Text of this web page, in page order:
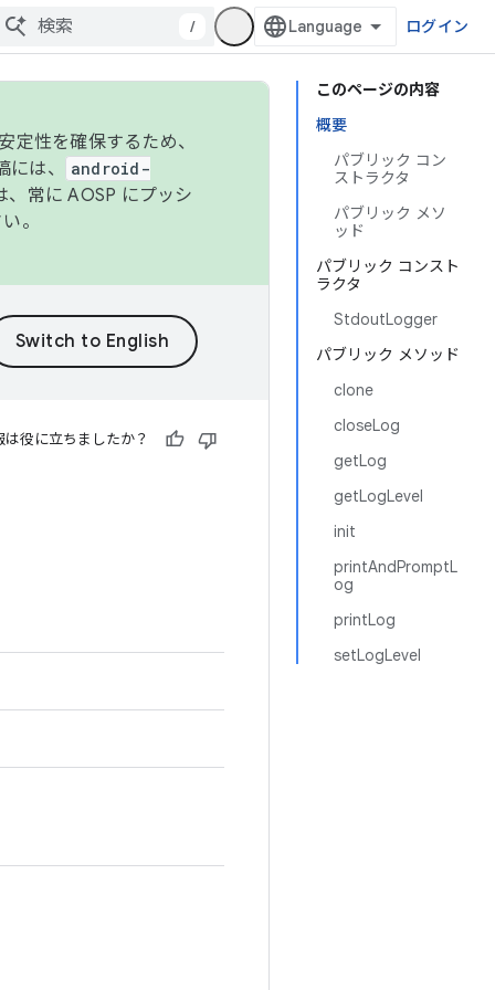
/ ログイン
このページの内容
概要
パブリック コン
ストラクタ
パブリック メソ
ッド
パブリック コンスト
ラクタ
StdoutLogger
パブリック メソッド
clone
closeLog
getLog
getLogLevel
init
printAndPromptL
og
printLog
setLogLevel
性を確保するため、
は、
android-
常に AOSP にプッシ
。
は役に立ちましたか？